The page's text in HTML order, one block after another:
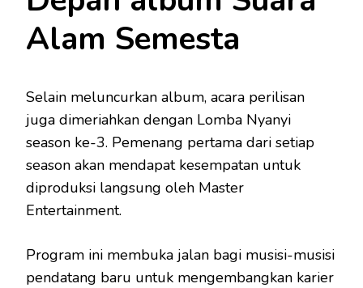
Alam Semesta
Selain meluncurkan album, acara perilisan
juga dimeriahkan dengan Lomba Nyanyi
season ke-3. Pemenang pertama dari setiap
season akan mendapat kesempatan untuk
diproduksi langsung oleh Master
Entertainment.
Program ini membuka jalan bagi musisi-musisi
pendatang baru untuk mengembangkan karier